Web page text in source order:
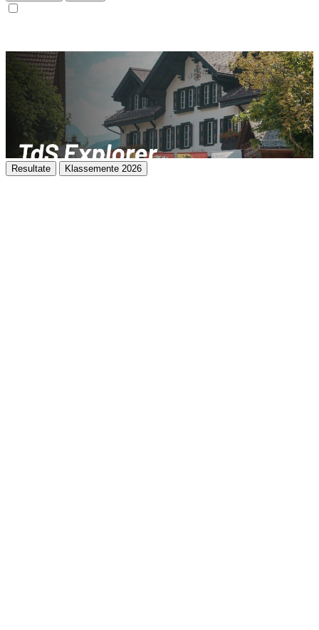
Resultate Klassemente 2026